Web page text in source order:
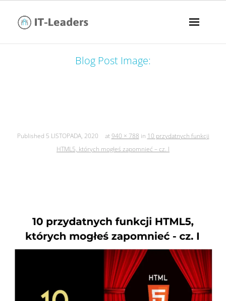
Blog Post Image:
Published 5 LISTOPADA, 2020 at940 × 788 in 10 przydatnych funkcji
HTML5, których mogłeś zapomnieć – cz. I